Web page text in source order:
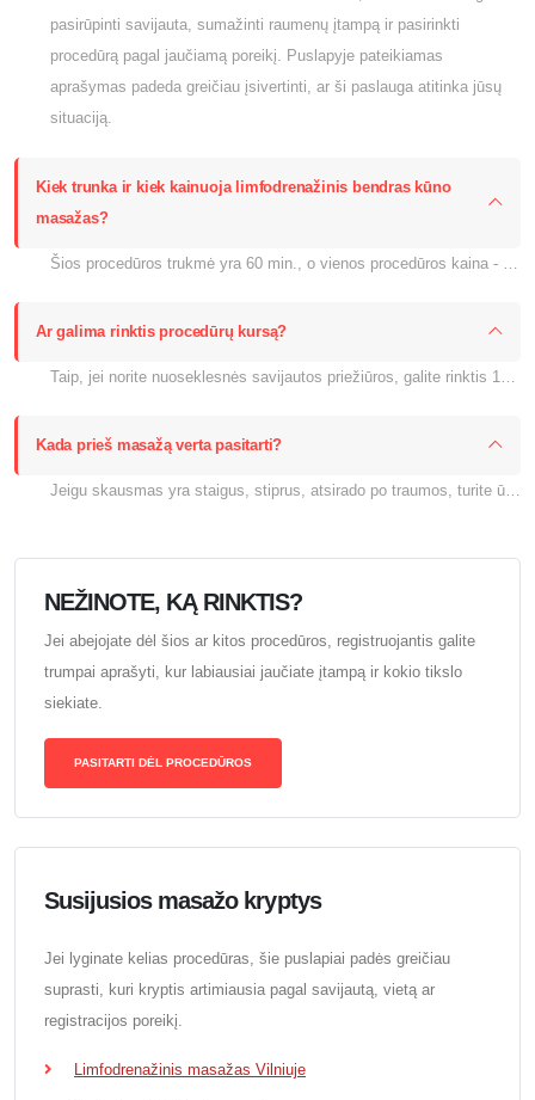
pasirūpinti savijauta, sumažinti raumenų įtampą ir pasirinkti
procedūrą pagal jaučiamą poreikį. Puslapyje pateikiamas
aprašymas padeda greičiau įsivertinti, ar ši paslauga atitinka jūsų
situaciją.
Kiek trunka ir kiek kainuoja limfodrenažinis bendras kūno
masažas?
Ar galima rinktis procedūrų kursą?
Kada prieš masažą verta pasitarti?
NEŽINOTE, KĄ RINKTIS?
Jei abejojate dėl šios ar kitos procedūros, registruojantis galite
trumpai aprašyti, kur labiausiai jaučiate įtampą ir kokio tikslo
siekiate.
PASITARTI DĖL PROCEDŪROS
Susijusios masažo kryptys
Jei lyginate kelias procedūras, šie puslapiai padės greičiau
suprasti, kuri kryptis artimiausia pagal savijautą, vietą ar
registracijos poreikį.
Limfodrenažinis masažas Vilniuje